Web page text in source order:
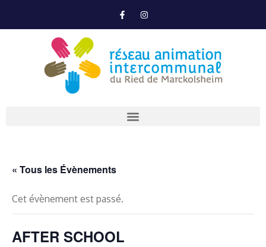
« Tous les Évènements
Cet évènement est passé.
AFTER SCHOOL